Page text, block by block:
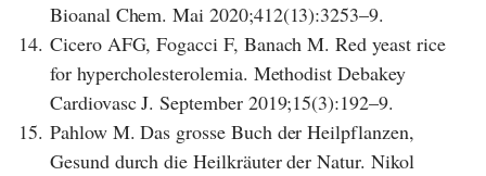
Bioanal Chem. Mai 2020;412(13):3253–9.
14. Cicero AFG, Fogacci F, Banach M. Red yeast rice
for hypercholesterolemia. Methodist Debakey
Cardiovasc J. September 2019;15(3):192–9.
15. Pahlow M. Das grosse Buch der Heilpflanzen,
Gesund durch die Heilkräuter der Natur. Nikol